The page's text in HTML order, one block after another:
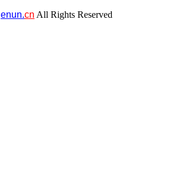
enun.cn All Rights Reserved